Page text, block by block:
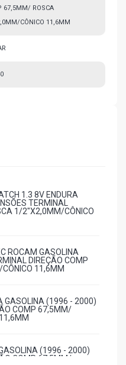
67,5MM/ ROSCA
CÔNICO 11,6MM
1.3 8V ENDURA
TERMINAL
1/2"X2,0MM/CÔNICO
ROCAM GASOLINA
DIREÇÃO COMP
11,6MM
GASOLINA (1996 - 2000)
COMP 67,5MM/
(1996 - 2000)
COMP 67,5MM/